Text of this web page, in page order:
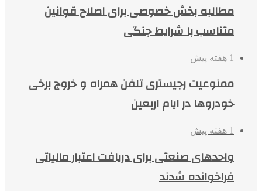
مطالبه بخش خصوصی برای اصلاح قوانین
متناسب با شرایط جنگی
1 هفته پیش
ممنوعیت رجیستری تلفن همراه و خروج برخی
خودروها در ایام اربعین
1 هفته پیش
واحدهای صنعتی برای دریافت اعتبار مالیاتی
فراخوانده شدند